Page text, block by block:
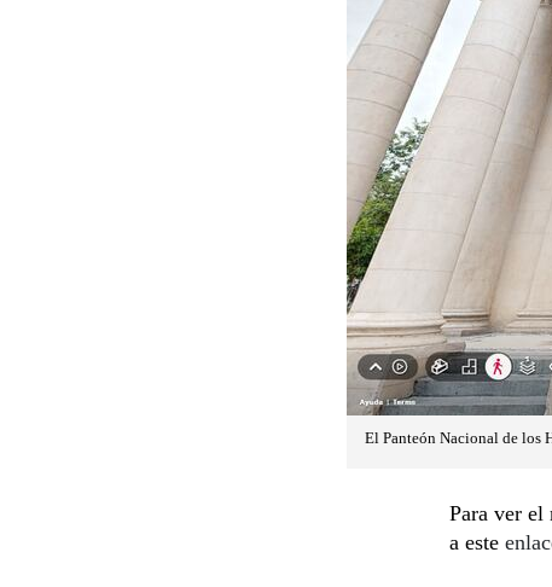
El Panteón Nacional de los
Para ver el
a este